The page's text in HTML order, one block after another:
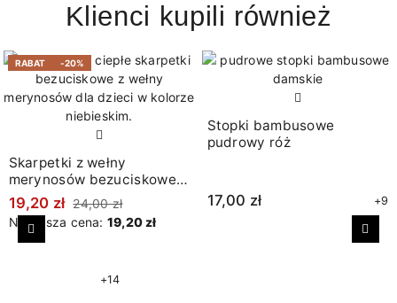
Klienci kupili również
RABAT -20%
Skarpetki z wełny
merynosów bezuciskowe
w prążki jeans
19,20 zł 24,00 zł
Najniższa cena: 19,20 zł
+14
Stopki bambusowe
pudrowy róż
17,00 zł +9
Poprzedni